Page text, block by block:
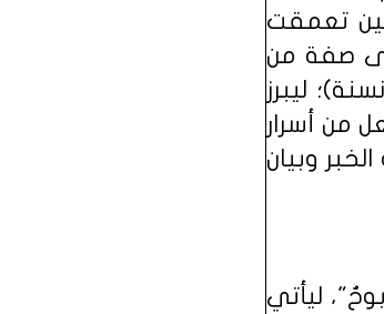
تعمقت
صفة من
ليبرز
من أسرار
وبيان
ليأتي